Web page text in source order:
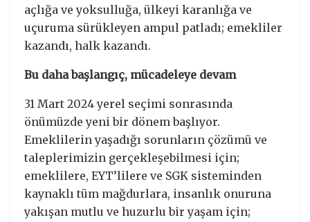
açlığa ve yoksulluğa, ülkeyi karanlığa ve
uçuruma sürükleyen ampul patladı; emekliler
kazandı, halk kazandı.
Bu daha başlangıç, mücadeleye devam
31 Mart 2024 yerel seçimi sonrasında
önümüzde yeni bir dönem başlıyor.
Emeklilerin yaşadığı sorunların çözümü ve
taleplerimizin gerçekleşebilmesi için;
emeklilere, EYT’lilere ve SGK sisteminden
kaynaklı tüm mağdurlara, insanlık onuruna
yakışan mutlu ve huzurlu bir yaşam için;